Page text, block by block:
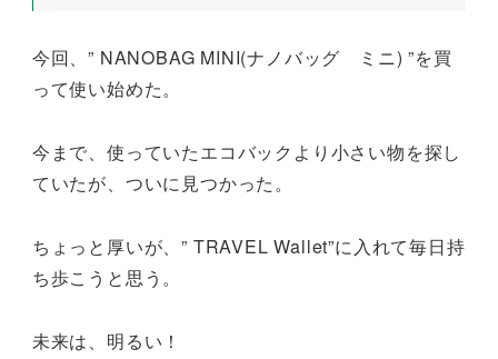
今回、” NANOBAG MINI(ナノバッグ ミニ) ”を買
って使い始めた。
今まで、使っていたエコバックより小さい物を探し
ていたが、ついに見つかった。
ちょっと厚いが、” TRAVEL Wallet”に入れて毎日持
ち歩こうと思う。
未来は、明るい！